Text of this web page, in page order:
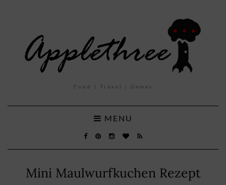
Food | Travel | Games
MENU
Mini Maulwurfkuchen Rezept